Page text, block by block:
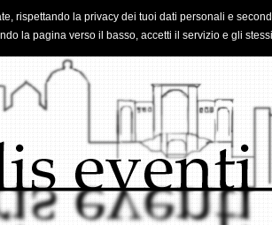
rispettando la privacy dei tuoi dati personali e
la pagina verso il basso, accetti il servizio e gli